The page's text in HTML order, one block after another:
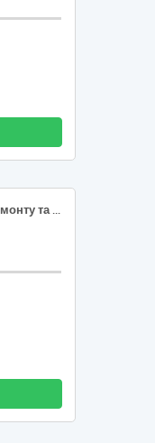
Послуги з проведення поточного ремонту та технічного обслуговування спеціальних автомобілів на базі Renault, IVECO, MAN